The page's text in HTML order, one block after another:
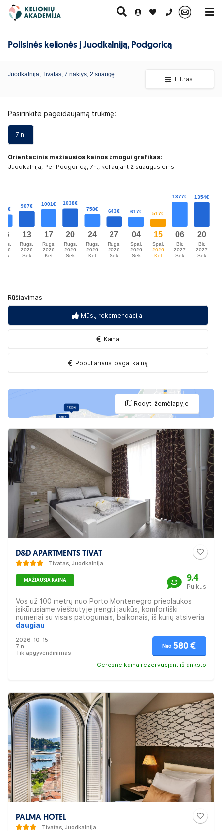
0 700 11007
Paskutinė
Pažintinės
Poilsinės kelionės į Juodkalniją, Podgoricą
Juodkalnija, Tivatas, 7 naktys, 2 suaugę
Filtras
Pasirinkite pageidaujamą trukmę:
7 n.
Orientacinis mažiausios kainos žmogui grafikas:
Juodkalnija, Per Podgoricą, 7n., keliaujant 2 suaugusiems
Rūšiavimas
Mūsų rekomendacija
Kaina
Populiariausi pagal kainą
Rodyti žemėlapyje
D&D APARTMENTS TIVAT
Tivatas, Juodkalnija
MAŽIAUSIA KAINA 9.4
Puikus
Vos už 100 metrų nuo Porto Montenegro prieplaukos
įsikūrusiame viešbutyje įrengti jaukūs, komfortiški
numeriai su visais patogumais, balkonais, iš kurių atsiveria
Tavito miesto vaizdai. Viešbutyje - vidinis kiemelis,
plyti vos už 350 metrų nuo viešbučio, netoli - kavinės,
barai, prekybos centras. Puiki vieta poroms, šeimoms ar
didesnėms žmonių grupėms.
daugiau
2026-10-15
7 n.
Tik apgyvendinimas
Nuo 580 €
Geresnė kaina rezervuojant iš anksto
PALMA HOTEL
Tivatas, Juodkalnija